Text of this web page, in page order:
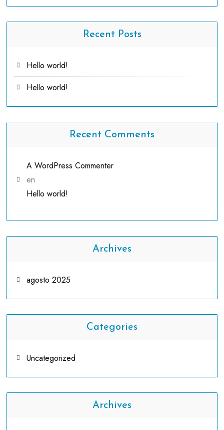
Recent Posts
Hello world!
Hello world!
Recent Comments
A WordPress Commenter
en
Hello world!
Archives
agosto 2025
Categories
Uncategorized
Archives